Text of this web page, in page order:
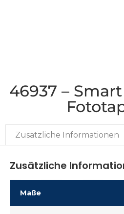
46937 –
Zusätzliche Informationen
Zusätzliche
Maße